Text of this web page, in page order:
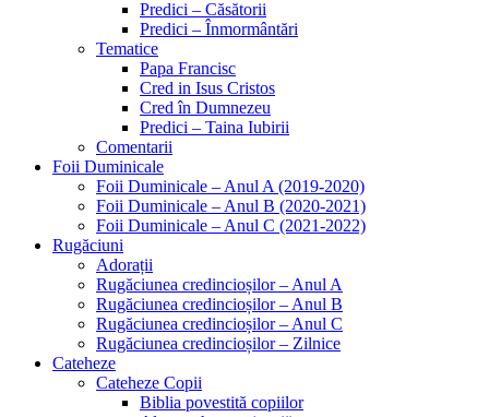
Predici – Căsătorii
Predici – Înmormântări
Tematice
Papa Francisc
Cred in Isus Cristos
Cred în Dumnezeu
Predici – Taina Iubirii
Comentarii
Foii Duminicale
Foii Duminicale – Anul A (2019-2020)
Foii Duminicale – Anul B (2020-2021)
Foii Duminicale – Anul C (2021-2022)
Rugăciuni
Adorații
Rugăciunea credincioșilor – Anul A
Rugăciunea credincioșilor – Anul B
Rugăciunea credincioșilor – Anul C
Rugăciunea credincioșilor – Zilnice
Cateheze
Cateheze Copii
Biblia povestită copiilor